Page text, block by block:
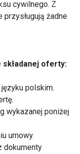
cywilnego. Z
żadne
oferty:
polskim.
wykazanej poniżej
umowy.
dokumenty